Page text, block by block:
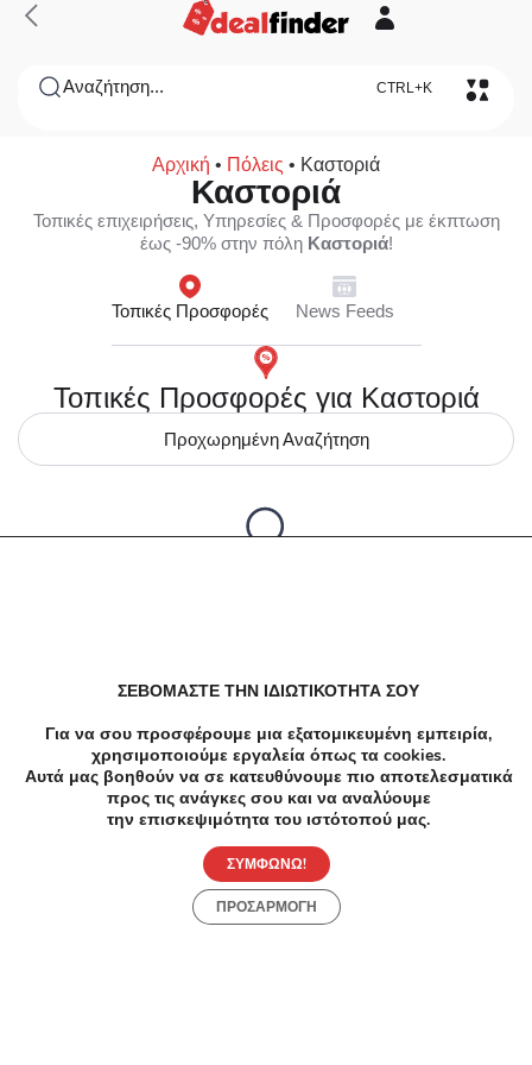
Αναζήτηση... CTRL+K
Αρχική • Πόλεις • Καστοριά
Καστοριά
Τοπικές επιχειρήσεις, Υπηρεσίες & Προσφορές με έκπτωση
έως -90% στην πόλη Καστοριά!
Τοπικές Προσφορές News Feeds
Τοπικές Προσφορές για Καστοριά
Προχωρημένη Αναζήτηση
Κατηγορίες Περιοχές
ΣΕΒΟΜΑΣΤΕ ΤΗΝ ΙΔΙΩΤΙΚΟΤΗΤΑ ΣΟΥ
Για να σου προσφέρουμε μια εξατομικευμένη εμπειρία,
χρησιμοποιούμε εργαλεία όπως τα cookies.
Αυτά μας βοηθούν να σε κατευθύνουμε πιο αποτελεσματικά
προς τις ανάγκες σου και να αναλύουμε
την επισκεψιμότητα του ιστότοπού μας.
ΣΥΜΦΩΝΩ!
ΠΡΟΣΑΡΜΟΓΗ